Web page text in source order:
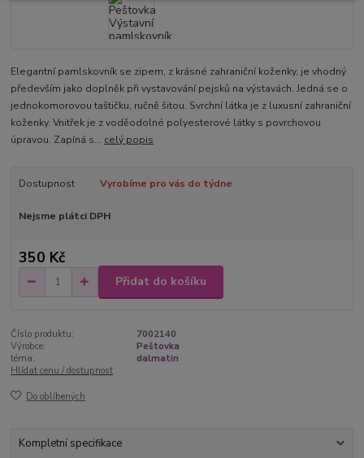
Elegantní pamlskovník se zipem, z krásné zahraniční koženky, je vhodný
především jako doplněk při vystavování pejsků na výstavách. Jedná se o
jednokomorovou taštičku, ručně šitou. Svrchní látka je z luxusní zahraniční
koženky. Vnitřek je z voděodolné polyesterové látky s povrchovou
úpravou. Zapíná s... celý popis
Dostupnost Vyrobíme pro vás do týdne
Nejsme plátci DPH
350 Kč
Přidat do košíku
Číslo produktu:
7002140
Výrobce:
Peštovka
téma:
dalmatin
Hlídat cenu / dostupnost
Do oblíbených
Kompletní specifikace